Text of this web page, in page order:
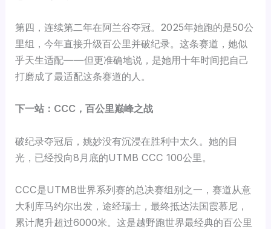
第四，连续第二年在阿兰谷夺冠。2025年她跑的是50公
里组，今年直接升级百公里并破纪录。这条赛道，她似
乎天生适配——但更准确地说，是她用十年时间把自己
打磨成了最适配这条赛道的人。
下一站：CCC，百公里巅峰之战
破纪录夺冠后，姚妙没有沉浸在胜利中太久。她的目
光，已经投向8月底的UTMB CCC 100公里。
CCC是UTMB世界系列赛的总决赛组别之一，赛道从意
大利库马约尔出发，途经瑞士，最终抵达法国霞慕尼，
累计爬升超过6000米。这是越野跑世界最经典的百公里